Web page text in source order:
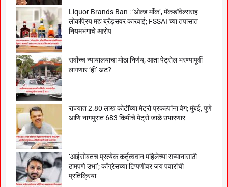
Liquor Brands Ban : ‘ओल्ड मॉंक’, मॅकडॉवेल्ससह
लोकप्रिय मद्य ब्रँड्सवर कारवाई; FSSAI च्या तपासात
नियमभंगाचे आरोप
सर्वोच्च न्यायालयाचा मोठा निर्णय; आता पेट्रोल भरण्यापूर्वी
लागणार ‘ही’ अट?
राज्यात 2.80 लाख कोटींच्या मेट्रो प्रकल्पांना वेग; मुंबई, पुणे
आणि नागपुरात 683 किमीचे मेट्रो जाळे उभारणार
‘आईसोबतच प्रत्येक कर्तृत्ववान महिलेच्या सन्मानासाठी
ठामपणे उभा’; काँग्रेसच्या टिप्पणीवर जय पवारांची
प्रतिक्रिया